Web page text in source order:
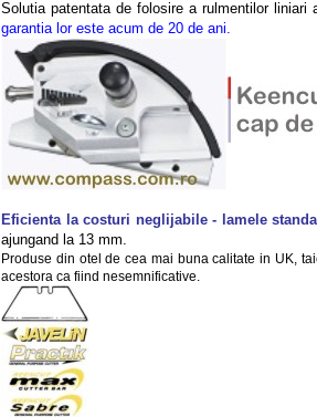
Solutia patentata de folosire a rulmentilor
garantia lor este acum de 20 de ani.
Eficienta la costuri neglijabile - lamele
ajungand la 13 mm.
Produse din otel de cea mai buna calitate in UK,
acestora ca fiind nesemnificative.